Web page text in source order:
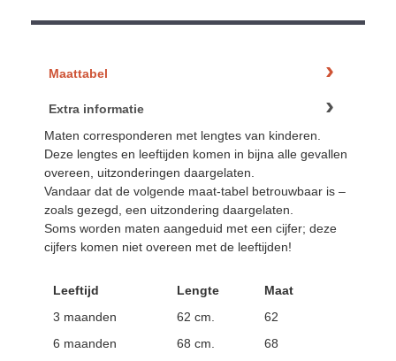
Maattabel
Extra informatie
Maten corresponderen met lengtes van kinderen.
Deze lengtes en leeftijden komen in bijna alle gevallen
overeen, uitzonderingen daargelaten.
Vandaar dat de volgende maat-tabel betrouwbaar is –
zoals gezegd, een uitzondering daargelaten.
Soms worden maten aangeduid met een cijfer; deze
cijfers komen niet overeen met de leeftijden!
Leeftijd Lengte
Maat
3 maanden
62 cm.
62
6 maanden
68 cm.
68